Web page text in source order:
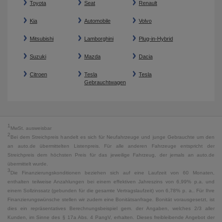
Toyota Seat Renault
Kia Automobile Volvo
Mitsubishi Lamborghini Plug-in-Hybrid
Suzuki Mazda Dacia
Citroen
Tesla
Gebrauchtwagen
Tesla
1 MwSt. ausweisbar
2Bei dem Streichpreis handelt es sich für Neufahrzeuge und junge Gebrauchte um den
an auto.de übermittelten Listenpreis. Für alle anderen Fahrzeuge entspricht der
Streichpreis dem höchsten Preis für das jeweilige Fahrzeug, der jemals an auto.de
übermittelt wurde.
3Die Finanzierungskonditionen beziehen sich auf eine Laufzeit von 60 Monaten,
enthalten teilweise Anzahlungen bei einem effektiven Jahreszins von 6,99% p.a. und
einem Sollzinssatz (gebunden für die gesamte Vertragslaufzeit) von 6,78% p. a.. Für Ihre
Finanzierungswünsche stellen wir zudem eine Bonitätsanfrage. Bonität vorausgesetzt, ist
dies ein repräsentatives Berechnungsbeispiel gem. der Angaben, welches 2/3 aller
Kunden, im Sinne des § 17a Abs. 4 PangV, erhalten. Dieses freibleibende Angebot der